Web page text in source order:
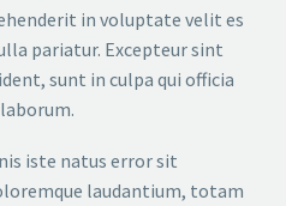
in voluptate velit es
pariatur. Excepteur sint
sunt in culpa qui officia
iste natus error sit
laudantium, totam